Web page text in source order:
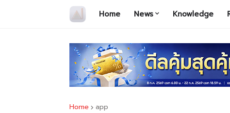
Home News Knowledge
Home app